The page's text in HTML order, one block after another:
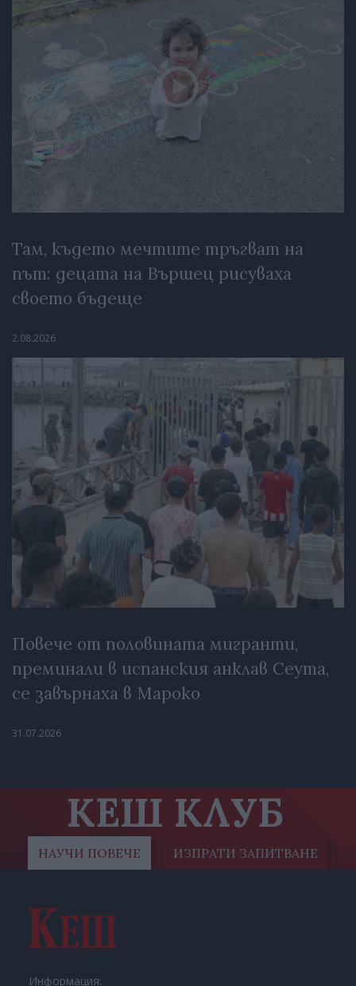
Там, където мечтите тръгват на
път: децата на Вършец рисуваха
своето бъдеще
2.08.2026
Повече от половината мигранти,
преминали в испанския анклав Сеута,
се завърнаха в Мароко
31.07.2026
КЕШ КЛУБ
НАУЧИ ПОВЕЧЕ ИЗПРАТИ ЗАПИТВАНЕ
Информация: